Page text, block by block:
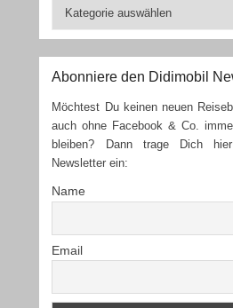
Touren
Abonniere den Didimobil
Möchtest Du keinen neuen
auch ohne Facebook & Co.
bleiben? Dann trage Dich
Newsletter ein:
Name
Email